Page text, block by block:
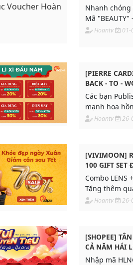
Voucher Hoàn
Nhanh chóng
Mã
số cùng
Hoantv 01-
[PIERRE
BACK - TO -
Các bạn
mạnh hoa
mại của
Hoantv 26-
[VIVIMOON]
100 GIFT SET
Combo LENS
Tặng thêm
Đơn hàng
Hoantv 26-
[SHOPEE]
CẢ NĂM HÁI
Nhập mã